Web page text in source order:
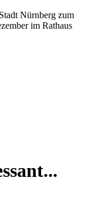
Nürnberg zum
im Rathaus